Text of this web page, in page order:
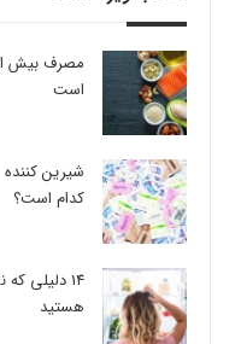
است
شیرین
کدام است؟
14 دلیلی
هستید